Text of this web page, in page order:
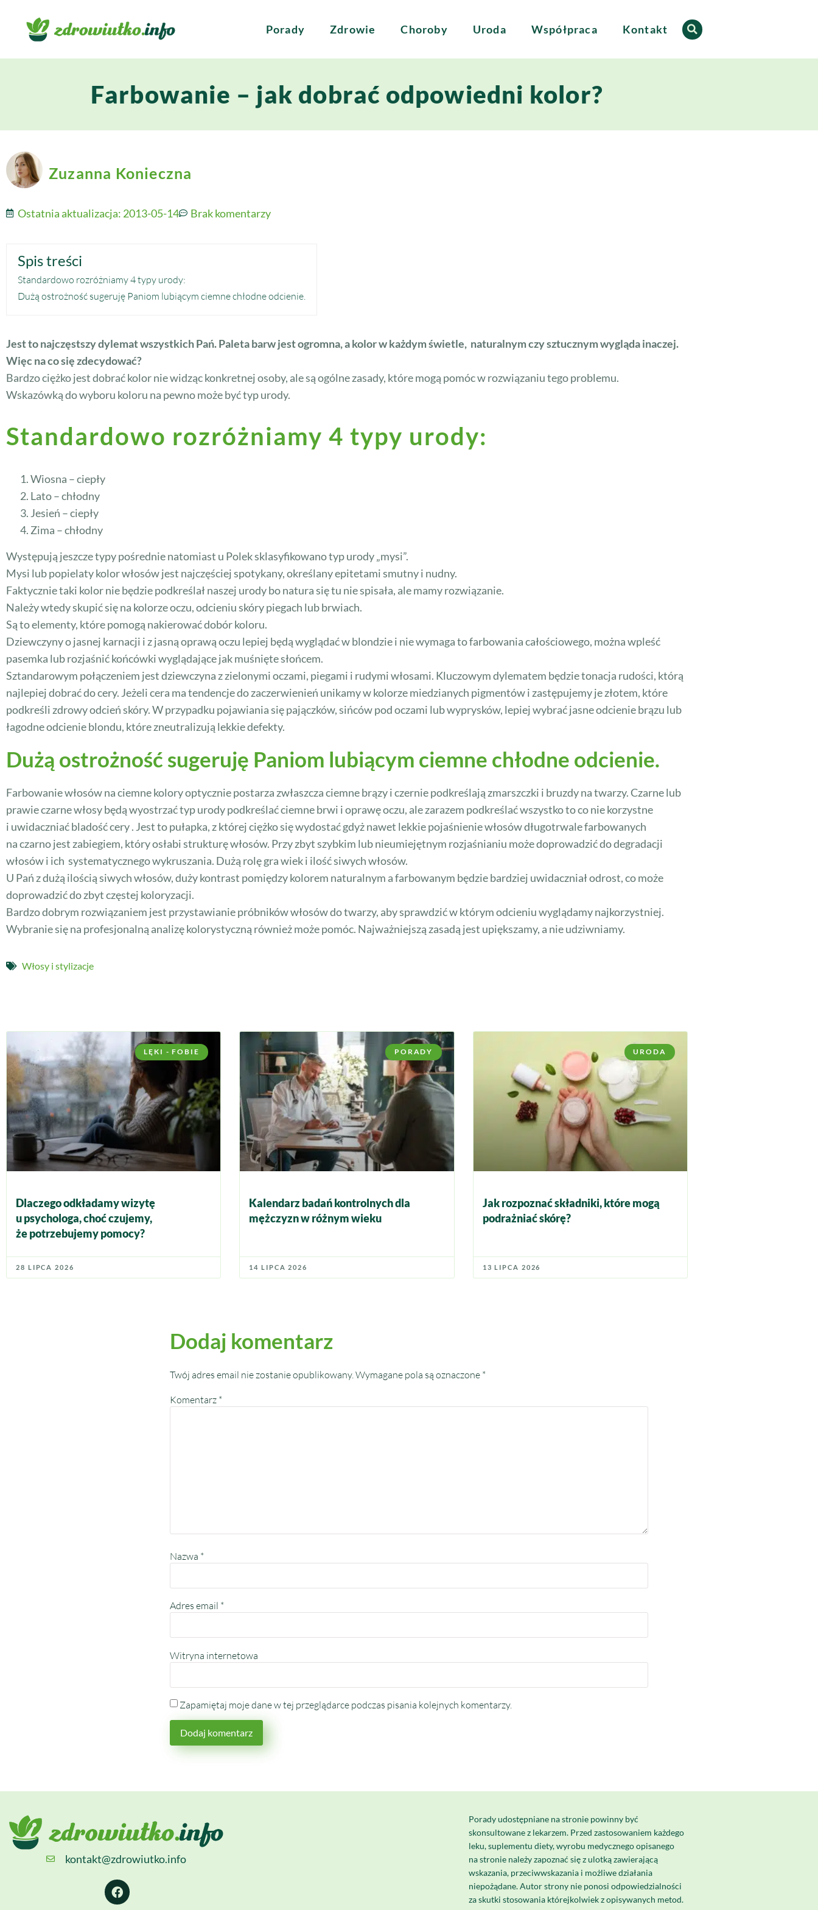
Porady Zdrowie Choroby Uroda Współpraca Kontakt
Farbowanie – jak dobrać odpowiedni kolor?
Zuzanna Konieczna
Ostatnia aktualizacja: 2013-05-14 Brak komentarzy
Spis treści
Standardowo rozróżniamy 4 typy urody:
Dużą ostrożność sugeruję Paniom lubiącym ciemne chłodne odcienie.
Jest to najczęstszy dylemat wszystkich Pań. Paleta barw jest ogromna, a kolor w każdym świetle, naturalnym czy sztucznym wygląda inaczej.
Więc na co się zdecydować?
Bardzo ciężko jest dobrać kolor nie widząc konkretnej osoby, ale są ogólne zasady, które mogą pomóc w rozwiązaniu tego problemu.
Wskazówką do wyboru koloru na pewno może być typ urody.
Standardowo rozróżniamy 4 typy urody:
Wiosna – ciepły
Lato – chłodny
Jesień – ciepły
Zima – chłodny
Występują jeszcze typy pośrednie natomiast u Polek sklasyfikowano typ urody „mysi”.
Mysi lub popielaty kolor włosów jest najczęściej spotykany, określany epitetami smutny i nudny.
Faktycznie taki kolor nie będzie podkreślał naszej urody bo natura się tu nie spisała, ale mamy rozwiązanie.
Należy wtedy skupić się na kolorze oczu, odcieniu skóry piegach lub brwiach.
Są to elementy, które pomogą nakierować dobór koloru.
Dziewczyny o jasnej karnacji i z jasną oprawą oczu lepiej będą wyglądać w blondzie i nie wymaga to farbowania całościowego, można wpleść
pasemka lub rozjaśnić końcówki wyglądające jak muśnięte słońcem.
Sztandarowym połączeniem jest dziewczyna z zielonymi oczami, piegami i rudymi włosami. Kluczowym dylematem będzie tonacja rudości, którą
najlepiej dobrać do cery. Jeżeli cera ma tendencje do zaczerwienień unikamy w kolorze miedzianych pigmentów i zastępujemy je złotem, które
podkreśli zdrowy odcień skóry. W przypadku pojawiania się pajączków, sińców pod oczami lub wyprysków, lepiej wybrać jasne odcienie brązu lub
łagodne odcienie blondu, które zneutralizują lekkie defekty.
Dużą ostrożność sugeruję Paniom lubiącym ciemne chłodne odcienie.
Farbowanie włosów na ciemne kolory optycznie postarza zwłaszcza ciemne brązy i czernie podkreślają zmarszczki i bruzdy na twarzy. Czarne lub
prawie czarne włosy będą wyostrzać typ urody podkreślać ciemne brwi i oprawę oczu, ale zarazem podkreślać wszystko to co nie korzystne
i uwidaczniać bladość cery . Jest to pułapka, z której ciężko się wydostać gdyż nawet lekkie pojaśnienie włosów długotrwale farbowanych
na czarno jest zabiegiem, który osłabi strukturę włosów. Przy zbyt szybkim lub nieumiejętnym rozjaśnianiu może doprowadzić do degradacji
włosów i ich systematycznego wykruszania. Dużą rolę gra wiek i ilość siwych włosów.
U Pań z dużą ilością siwych włosów, duży kontrast pomiędzy kolorem naturalnym a farbowanym będzie bardziej uwidaczniał odrost, co może
doprowadzić do zbyt częstej koloryzacji.
Bardzo dobrym rozwiązaniem jest przystawianie próbników włosów do twarzy, aby sprawdzić w którym odcieniu wyglądamy najkorzystniej.
Wybranie się na profesjonalną analizę kolorystyczną również może pomóc. Najważniejszą zasadą jest upiększamy, a nie udziwniamy.
Włosy i stylizacje
LĘKI - FOBIE
Dlaczego odkładamy wizytę
u psychologa, choć czujemy,
że potrzebujemy pomocy?
28 LIPCA 2026
PORADY
Kalendarz badań kontrolnych dla
mężczyzn w różnym wieku
14 LIPCA 2026
URODA
Jak rozpoznać składniki, które mogą
podrażniać skórę?
13 LIPCA 2026
Dodaj komentarz
Twój adres email nie zostanie opublikowany.Wymagane pola są oznaczone *
Komentarz *
Nazwa *
Adres email *
Witryna internetowa
Zapamiętaj moje dane w tej przeglądarce podczas pisania kolejnych komentarzy.
kontakt@zdrowiutko.info
Porady udostępniane na stronie powinny być
skonsultowane z lekarzem. Przed zastosowaniem każdego
leku, suplementu diety, wyrobu medycznego opisanego
na stronie należy zapoznać się z ulotką zawierającą
wskazania, przeciwwskazania i możliwe działania
niepożądane. Autor strony nie ponosi odpowiedzialności
za skutki stosowania którejkolwiek z opisywanych metod.